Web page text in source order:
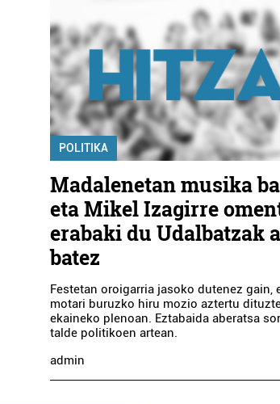
POLITIKA
Madalenetan musika
eta Mikel Izagirre
erabaki du Udalbatzak
batez
Festetan oroigarria jasoko dutenez gain,
motari buruzko hiru mozio aztertu
ekaineko plenoan. Eztabaida aberatsa
talde politikoen artean.
admin